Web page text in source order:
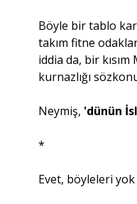
Böyle bir tablo
takım fitne
iddia da, bir
kurnazlığı
Neymiş, 'dünün
*
Evet, böyleleri yok